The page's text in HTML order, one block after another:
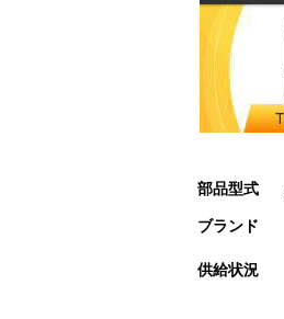
部品型式
ブランド
供給状況